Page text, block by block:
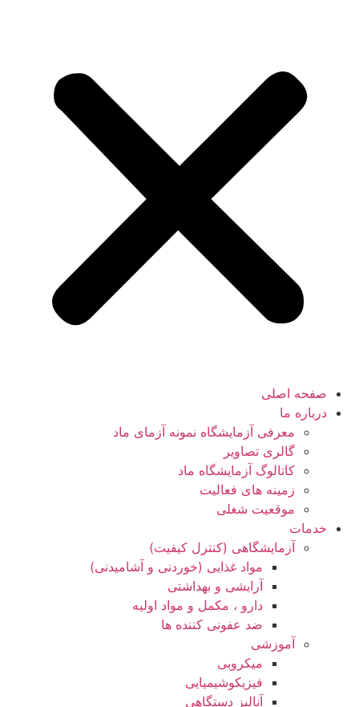
صفحه اصلی
درباره ما
معرفی آزمایشگاه نمونه آزمای ماد
گالری تصاویر
کاتالوگ آزمایشگاه ماد
زمینه های فعالیت
موقعیت شغلی
خدمات
آزمایشگاهی (کنترل کیفیت)
مواد غذایی (خوردنی و آشامیدنی)
آرایشی و بهداشتی
دارو ، مکمل و مواد اولیه
ضد عفونی کننده ها
آموزشی
میکروبی
فیزیکوشیمیایی
آنالیز دستگاهی